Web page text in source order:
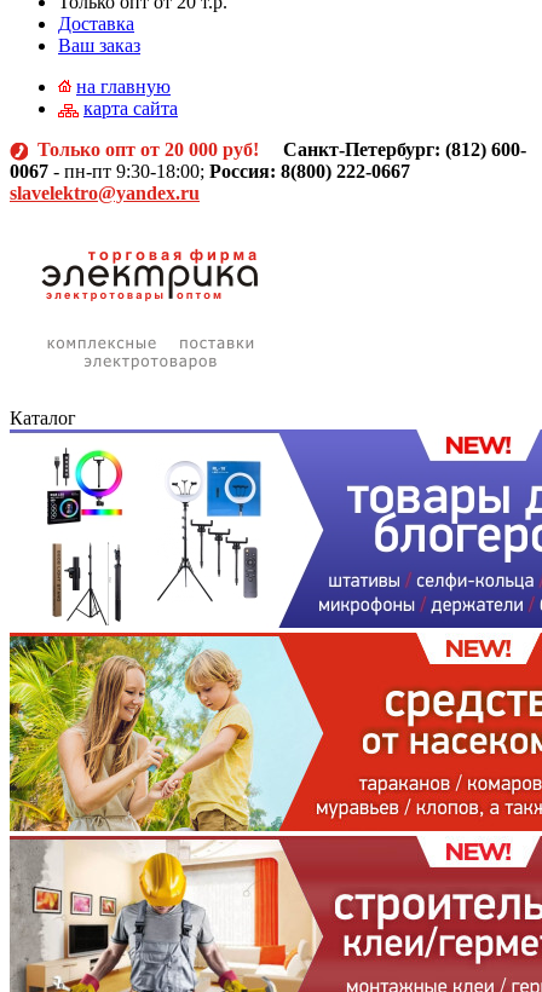
Доставка
Ваш заказ
на главную
карта сайта
Только опт от 20 000 руб! Санкт-Петербург: (812) 600-
0067 - пн-пт 9:30-18:00; Россия: 8(800) 222-0667
slavelektro@yandex.ru
Каталог